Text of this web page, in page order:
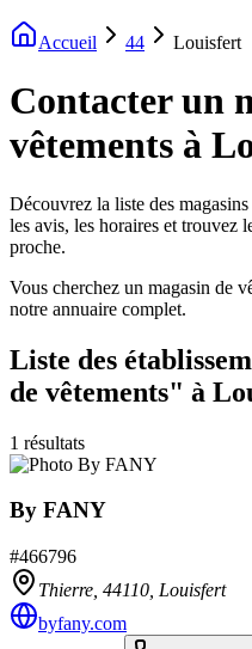
Accueil 44 Louisfert
Contacter un
vêtements à
Découvrez la liste des
les avis, les horaires et trouvez
proche.
Vous cherchez un magasin de
notre annuaire complet.
Liste des
de vêtements" à
1 résultats
By FANY
#466796
Thierre, 44110 Louisfert
byfany.com